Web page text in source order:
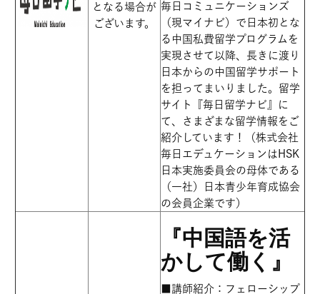
となる場合が
ございます。
毎日コミュニケーションズ
（現マイナビ）で日本初とな
る中国私費留学プログラムを
実現させて以降、長きに渡り
日本からの中国留学サポート
を担ってまいりました。留学
サイト『毎日留学ナビ』に
て、さまざまな留学情報をご
紹介しています！（株式会社
毎日エデュケーションはHSK
日本実施委員会の母体である
（一社）日本青少年育成協会
の会員企業です）
『中国語を活
かして働く』
■講師紹介： フェローシップ